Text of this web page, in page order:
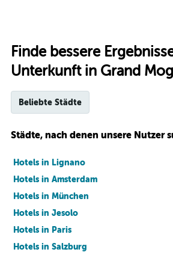
Finde bessere
Unterkunft in Grand
Beliebte Städte
Städte, nach denen unsere Nutzer
Hotels in Lignano
Hotels in Amsterdam
Hotels in München
Hotels in Jesolo
Hotels in Paris
Hotels in Salzburg